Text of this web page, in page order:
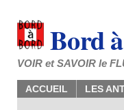
Bord
VOIR et SAVOIR le
ACCUEIL LES